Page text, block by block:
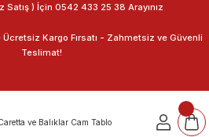
) İçin 0542 433 25 38 Arayınız
Kargo Fırsatı - Zahmetsiz ve Güvenli
Teslimat!